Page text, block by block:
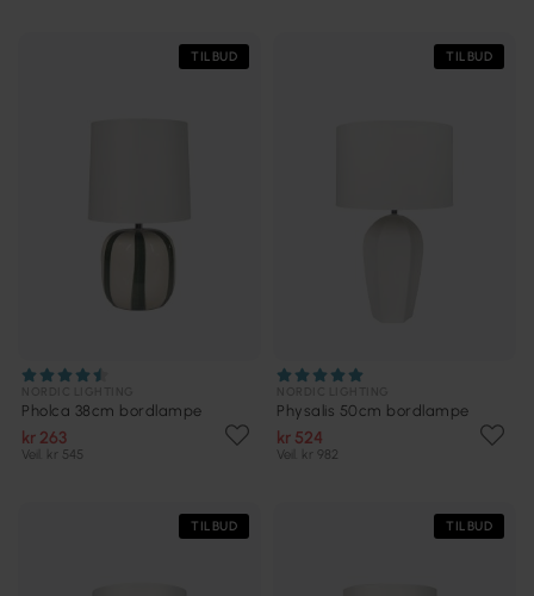
TILBUD
Pholca 38cm bordlampe
kr 263
Veil. kr 545
TILBUD
Physalis 50cm bordlampe
kr 524
Veil. kr 982
TILBUD TILBUD